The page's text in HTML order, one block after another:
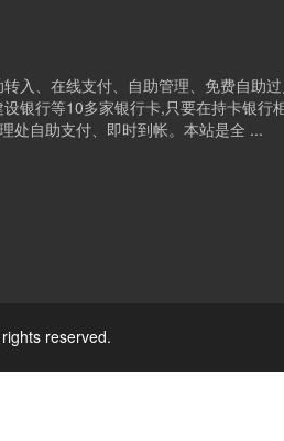
入、在线支付、自助管理、免费自助
银行等10多家银行卡,只要在持卡银行
处自助支付、即时到帐。本站是全 ...
reserved.